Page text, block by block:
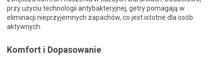
przy użyciu technologii antybakteryjnej, getry pomagają w
eliminacji nieprzyjemnych zapachów, co jest istotne dla osób
aktywnych.
Komfort i Dopasowanie